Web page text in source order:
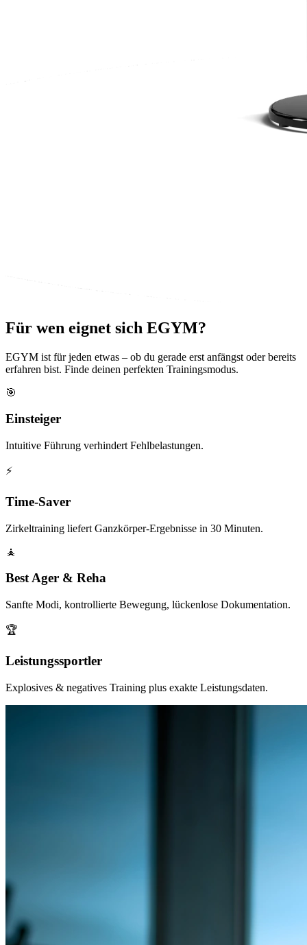
Für wen eignet sich EGYM?
EGYM ist für jeden etwas – ob du gerade erst anfängst oder bereits
erfahren bist. Finde deinen perfekten Trainingsmodus.
🎯
Einsteiger
Intuitive Führung verhindert Fehlbelastungen.
⚡
Time-Saver
Zirkeltraining liefert Ganzkörper-Ergebnisse in 30 Minuten.
🧘
Best Ager & Reha
Sanfte Modi, kontrollierte Bewegung, lückenlose Dokumentation.
🏆
Leistungssportler
Explosives & negatives Training plus exakte Leistungsdaten.